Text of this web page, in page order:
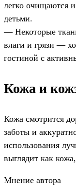
легко очищаются
детьми.
— Некоторые
влаги и грязи —
гостиной с
Кожа и
Кожа смотрится
заботы и
использования
выглядит как
Мнение автора